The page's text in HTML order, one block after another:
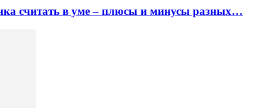
считать в уме – плюсы и минусы разных…